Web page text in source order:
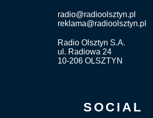
radio@radioolsztyn.pl
reklama@radioolsztyn.pl
Radio Olsztyn S.A.
ul. Radiowa 24
10-206 OLSZTYN
SOCIAL